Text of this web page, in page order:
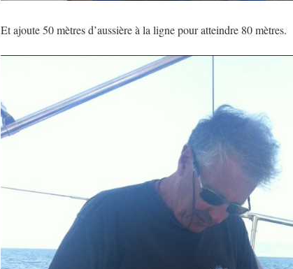
Et ajoute 50 mètres d’aussière à la ligne pour atteindre 80 mètres.